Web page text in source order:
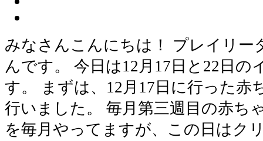
みなさんこんにちは！ プレイリー
んです。 今日は12月17日と22日の
す。 まずは、12月17日に行った赤
行いました。 毎月第三週目の赤ち
を毎月やってますが、この日はク